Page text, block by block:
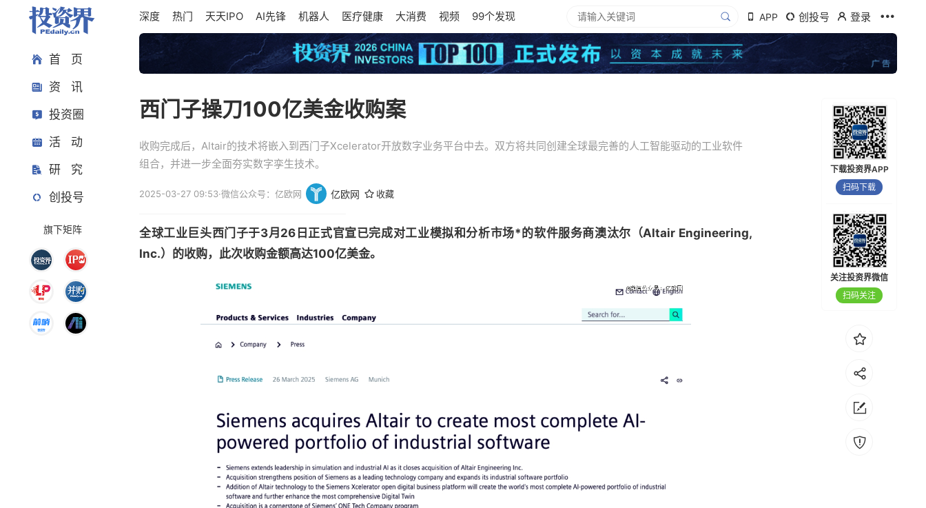
首 页
资 讯
投资圈
活 动
研 究
创投号
旗下矩阵
深度 热门 天天IPO AI先锋 机器人 医疗健康 大消费 视频 99个发现 APP 创投号 登录
西门子操刀100亿美金收购案
收购完成后，Altair的技术将嵌入到西门子Xcelerator开放数字业务平台中去。双方将共同创建全球最完善的人工智能驱动的工业软件
组合，并进一步全面夯实数字孪生技术。
2025-03-27 09:53·微信公众号：亿欧网 亿欧网 收藏
全球工业巨头西门子于3月26日正式官宣已完成对工业模拟和分析市场*的软件服务商澳汰尔（Altair Engineering,
Inc.）的收购，此次收购金额高达100亿美金。
下载投资界APP
扫码下载
关注投资界微信
扫码关注